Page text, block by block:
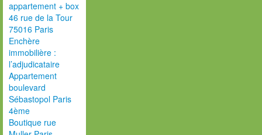
appartement + box
46 rue de la Tour
75016 Paris
Enchère
immobilière :
l’adjudicataire
Appartement
boulevard
Sébastopol Paris
4ème
Boutique rue